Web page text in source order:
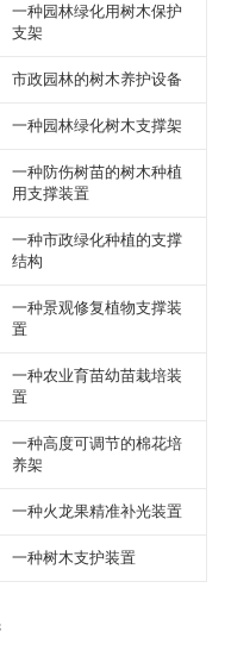
一种园林绿化用树木保护
支架
市政园林的树木养护设备
一种园林绿化树木支撑架
一种防伤树苗的树木种植
用支撑装置
一种市政绿化种植的支撑
结构
一种景观修复植物支撑装
置
一种农业育苗幼苗栽培装
置
一种高度可调节的棉花培
养架
一种火龙果精准补光装置
一种树木支护装置